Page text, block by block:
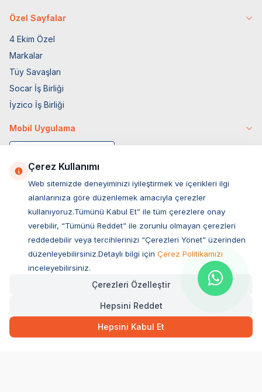
66,00TL Hızlı Teslimat
SEPETE EKLE
Özel Sayfalar
4 Ekim Özel
Markalar
Tüy Savaşları
Socar İş Birliği
İyzico İş Birliği
Mobil Uygulama
Müşteri Hizmetleri
Sıkça Sorulan Sorular
Ovacık Mah. Hacıoğlu Sok. No:13 Başiskele / KOCAELİ
Müşteri Destek Hattı
Çerez Kullanımı
Web sitemizde deneyiminizi iyileştirmek ve içerikleri ilgi
alanlarınıza göre düzenlemek amacıyla çerezler
kullanıyoruz.Tümünü Kabul Et” ile tüm çerezlere onay
verebilir, “Tümünü Reddet” ile zorunlu olmayan çerezleri
reddedebilir veya tercihlerinizi “Çerezleri Yönet” üzerinden
düzenleyebilirsiniz.Detaylı bilgi için Çerez Politikamızı
inceleyebilirsiniz.
Çerezleri Özelleştir
Hepsini Reddet
Hepsini Kabul Et